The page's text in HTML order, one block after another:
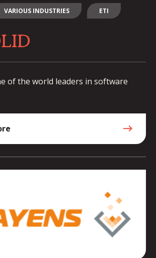
VARIOUS INDUSTRIES ETI
of the world leaders in software